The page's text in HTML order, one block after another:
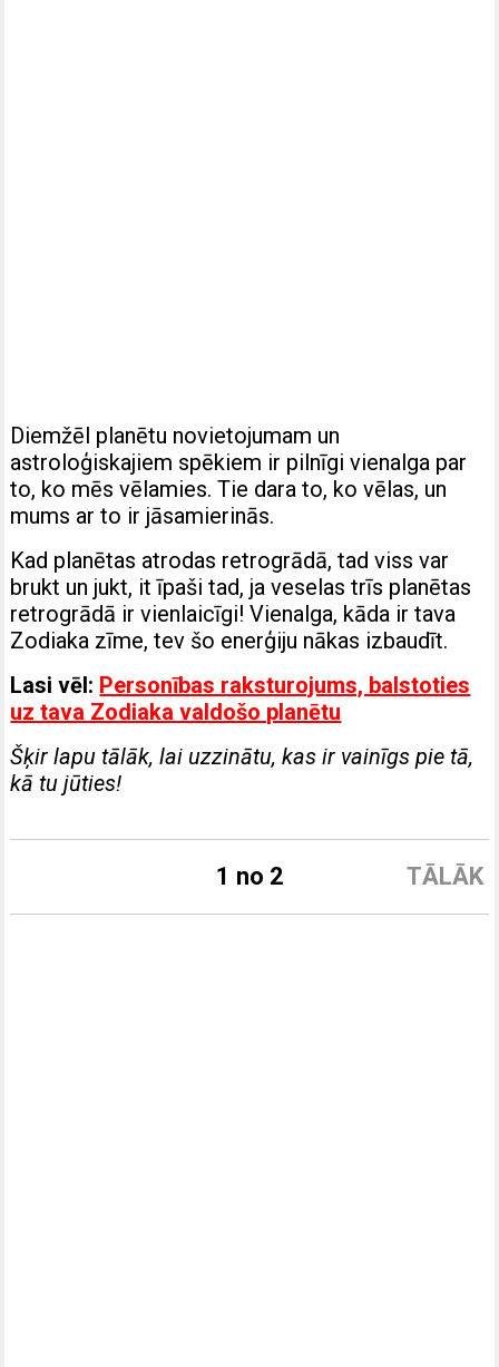
Diemžēl planētu novietojumam un
astroloģiskajiem spēkiem ir pilnīgi vienalga par
to, ko mēs vēlamies. Tie dara to, ko vēlas, un
mums ar to ir jāsamierinās.
Kad planētas atrodas retrogrādā, tad viss var
brukt un jukt, it īpaši tad, ja veselas trīs planētas
retrogrādā ir vienlaicīgi! Vienalga, kāda ir tava
Zodiaka zīme, tev šo enerģiju nākas izbaudīt.
Lasi vēl: Personības raksturojums, balstoties
uz tava Zodiaka valdošo planētu
Šķir lapu tālāk, lai uzzinātu, kas ir vainīgs pie tā,
kā tu jūties!
TĀLĀK
1 no 2